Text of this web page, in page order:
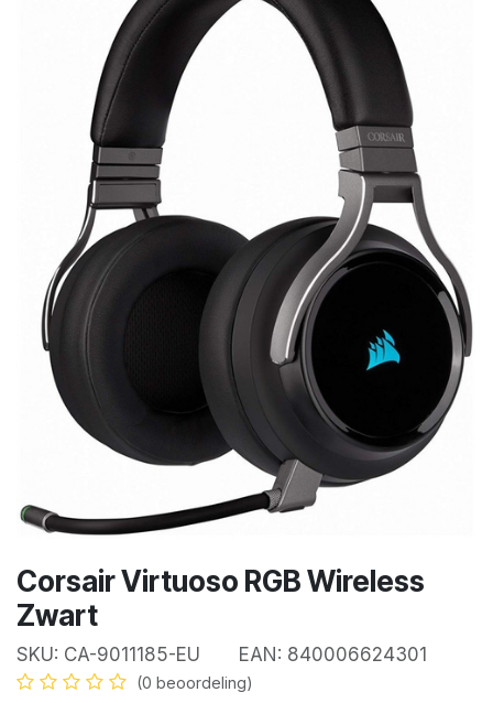
Corsair Virtuoso RGB Wireless
Zwart
SKU: CA-9011185-EU EAN: 840006624301
(0 beoordeling)